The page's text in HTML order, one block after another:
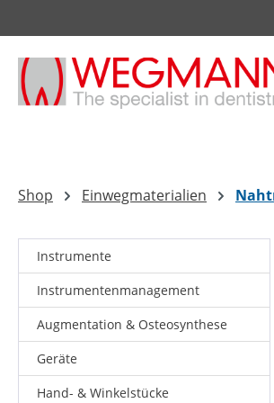
Zur Hauptnavigation
Shop Einwegmaterialien
Instrumente
Instrumentenmanagement
Augmentation & Osteosynthese
Geräte
Hand- & Winkelstücke